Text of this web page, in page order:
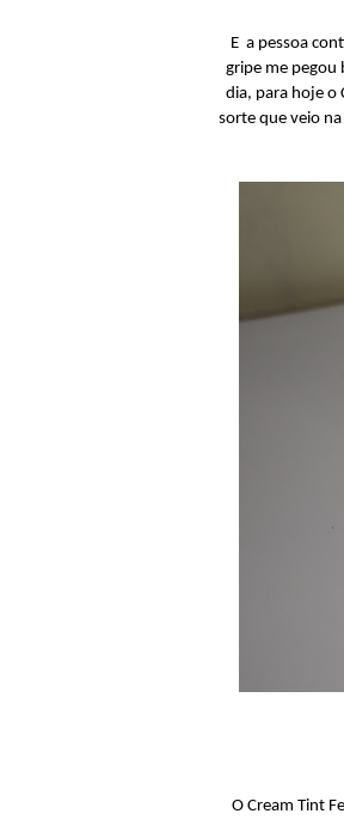
E a pessoa
gripe me pegou
dia, para hoje o
sorte que veio
O Cream Tint